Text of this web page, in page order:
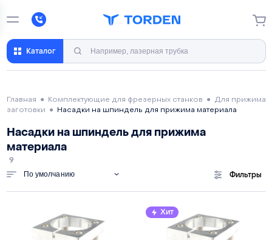
Каталог
Главная ● Комплектующие для фрезерных станков ●
Для прижима
заготовки ● Насадки на шпиндель для прижима материала
Насадки на шпиндель для прижима
материала
9
По умолчанию Фильтры
Хит